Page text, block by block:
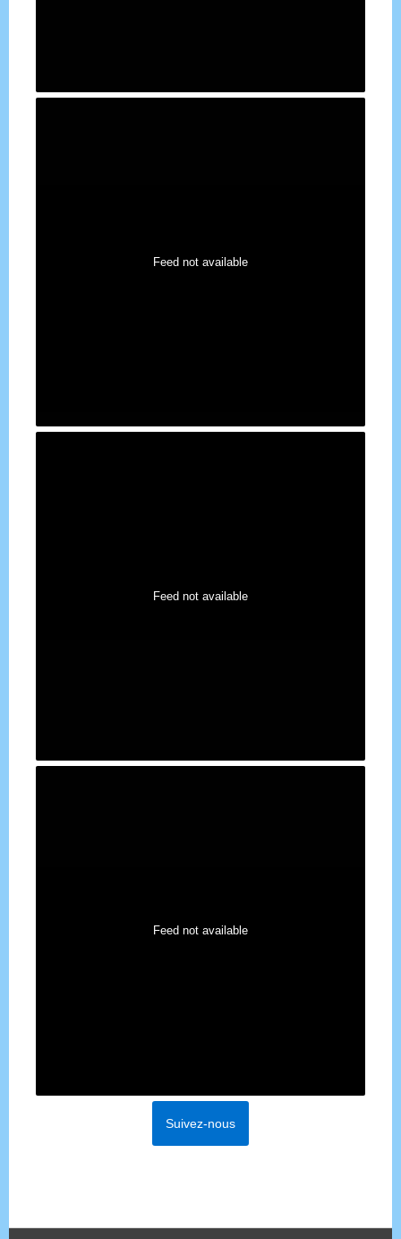
Feed not available
Feed not available
Feed not available
Suivez-nous